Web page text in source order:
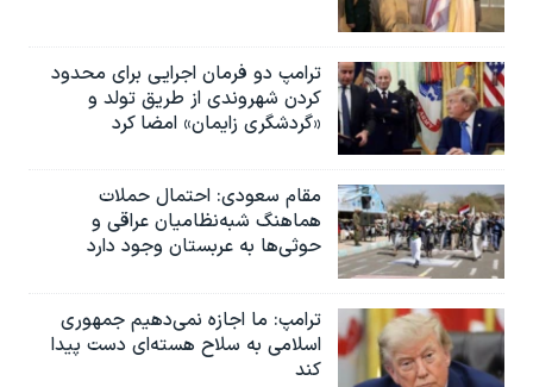
ترامپ دو فرمان اجرایی برای محدود
کردن شهروندی از طریق تولد و
«گردشگری زایمان» امضا کرد
مقام سعودی: احتمال حملات
هماهنگ شبه‌نظامیان عراقی و
حوثی‌ها به عربستان وجود دارد
ترامپ: ما اجازه نمی‌دهیم جمهوری
اسلامی به سلاح هسته‌ای دست پیدا
کند